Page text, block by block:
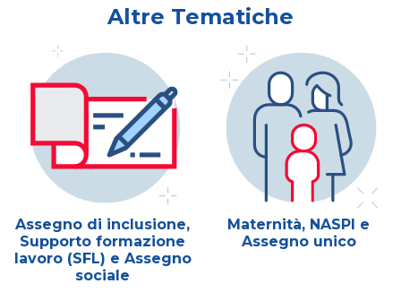
Altre Tematiche
Assegno di inclusione,
Supporto formazione
lavoro (SFL) e Assegno
sociale
Maternità, NASPI e
Assegno unico